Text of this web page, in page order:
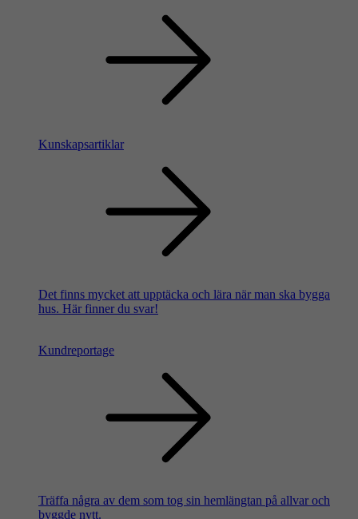
Kunskapsartiklar
Det finns mycket att upptäcka och lära när man ska bygga
hus. Här finner du svar!
Kundreportage
Träffa några av dem som tog sin hemlängtan på allvar och
byggde nytt.